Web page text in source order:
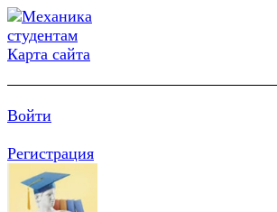
Карта сайта
Войти
Регистрация